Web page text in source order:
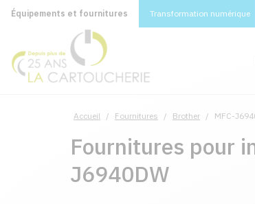
Équipements et fournitures Transformation numérique
Accueil / Fournitures / Brother / MFC-
Fournitures pour
J6940DW